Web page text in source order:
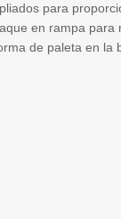
para
en rampa
de paleta en la